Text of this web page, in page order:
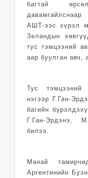
багтай
АШТ-ээс хүрэл
Зеландын
тус тэмцээний
аар буулган авч,
Тус тэмцээний
нэгээр Г.Ган-
багийн
Г.Ган-Эрдэнэ,
билээ.
Манай
Аргентинийн